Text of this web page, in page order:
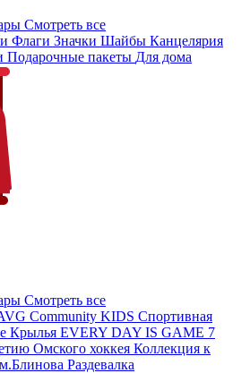
Смотреть все
Флаги Значки Шайбы Канцелярия
Подарочные пакеты Для дома
Смотреть все
Community KIDS Спортивная
Крылья EVERY DAY IS GAME 7
Омского хоккея Коллекция к
Раздевалка